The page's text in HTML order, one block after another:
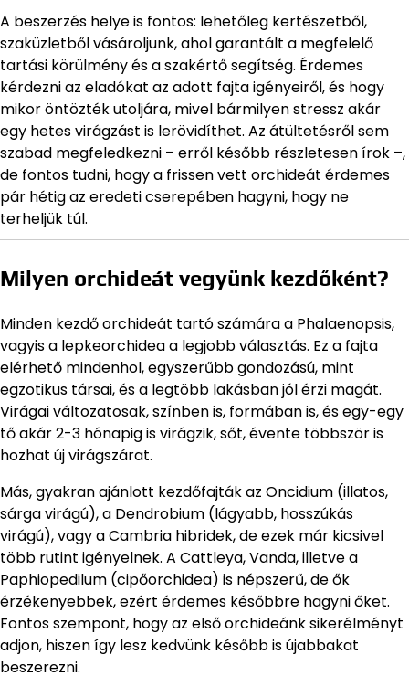
A beszerzés helye is fontos: lehetőleg kertészetből,
szaküzletből vásároljunk, ahol garantált a megfelelő
tartási körülmény és a szakértő segítség. Érdemes
kérdezni az eladókat az adott fajta igényeiről, és hogy
mikor öntözték utoljára, mivel bármilyen stressz akár
egy hetes virágzást is lerövidíthet. Az átültetésről sem
szabad megfeledkezni – erről később részletesen írok –,
de fontos tudni, hogy a frissen vett orchideát érdemes
pár hétig az eredeti cserepében hagyni, hogy ne
terheljük túl.
Milyen orchideát vegyünk kezdőként?
Minden kezdő orchideát tartó számára a Phalaenopsis,
vagyis a lepkeorchidea a legjobb választás. Ez a fajta
elérhető mindenhol, egyszerűbb gondozású, mint
egzotikus társai, és a legtöbb lakásban jól érzi magát.
Virágai változatosak, színben is, formában is, és egy-egy
tő akár 2-3 hónapig is virágzik, sőt, évente többször is
hozhat új virágszárat.
Más, gyakran ajánlott kezdőfajták az Oncidium (illatos,
sárga virágú), a Dendrobium (lágyabb, hosszúkás
virágú), vagy a Cambria hibridek, de ezek már kicsivel
több rutint igényelnek. A Cattleya, Vanda, illetve a
Paphiopedilum (cipőorchidea) is népszerű, de ők
érzékenyebbek, ezért érdemes későbbre hagyni őket.
Fontos szempont, hogy az első orchideánk sikerélményt
adjon, hiszen így lesz kedvünk később is újabbakat
beszerezni.